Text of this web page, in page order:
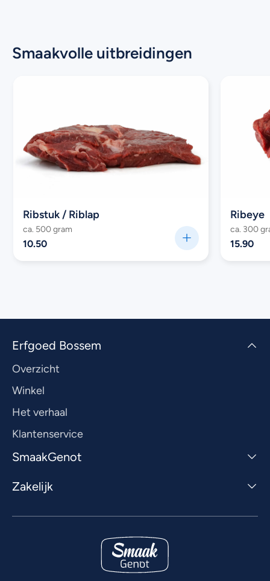
Smaakvolle uitbreidingen
Ribstuk / Riblap
ca. 500 gram
10.50
Ribeye
ca. 300
15.90
Erfgoed Bossem
Overzicht
Winkel
Het verhaal
Klantenservice
SmaakGenot
Zakelijk